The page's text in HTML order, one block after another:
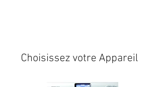
Choisissez votre Appareil